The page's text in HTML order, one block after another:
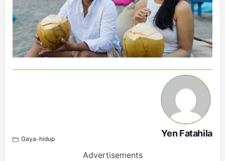
Gaya-hidup
Yen Fatahila
Advertisements